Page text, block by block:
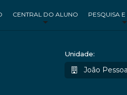
CENTRAL DO ALUNO PESQUISA
Unidade:
João Pessoa